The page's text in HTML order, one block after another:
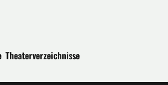
Theaterverzeichnisse